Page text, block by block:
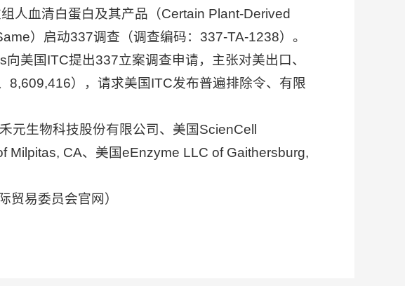
血清白蛋白及其产品（Certain Plant-Derived
）启动337调查（调查编码：337-TA-1238）。
国ITC提出337立案调查申请，主张对美出口、
8,609,416），请求美国ITC发布普遍排除令、有限
生物科技股份有限公司、美国ScienCell
Milpitas, CA、美国eEnzyme LLC of Gaithersburg,
官网）